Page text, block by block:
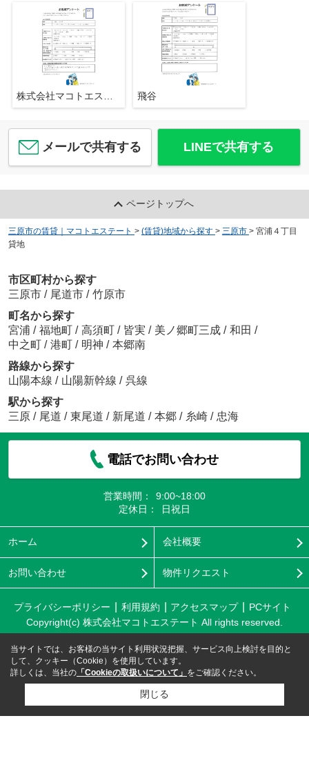
飛谷
メールで共有する LINEで共有する
ページトップへ
三原市の賃貸｜マコトエステート > (賃貸)地域から探す > 三原市 > 宮浦４丁目
貸地
市区町村から探す
三原市 / 尾道市 / 竹原市
町名から探す
宮浦 / 福地町 / 高須町 / 皆実 / 美ノ郷町三成 / 和田 /
中之町 / 港町 / 明神 / 本郷南
路線から探す
山陽本線 / 山陽新幹線 / 呉線
駅から探す
三原 / 尾道 / 東尾道 / 新尾道 / 本郷 / 糸崎 / 忠海
電話でお問い合わせ
営業時間：
9:00~18:00
定休日：
日祝日
ホーム 会社概要
お問い合わせ 物件リクエスト
プライバシーポリシー 利用規約 アクセスマップ
PCサイト
Copyright(c) 株式会社マコトエステート All rights reserved.
当サイトでは、お客様の当サイト利用状況把握、サービス向上検討を目的と
して、クッキー（Cookie）を使用しています。
詳しくは、当社の 「Cookieの取扱いについて」 をご確認ください。
閉じる